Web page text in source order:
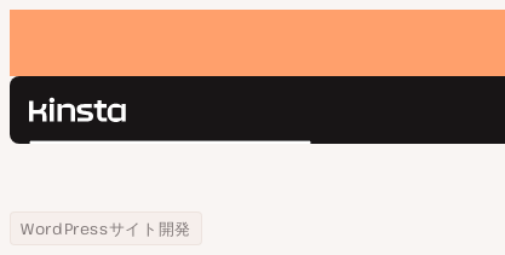
Kinsta®
価格設定
検
Home
リソースセンター
WordPressサイト開発
Radicleを使ったWordPress開発─KinstaでのRadicle設定方法